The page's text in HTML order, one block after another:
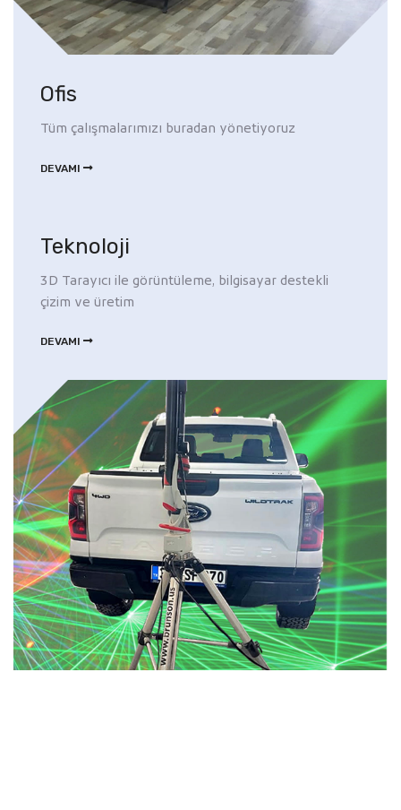
Ofis
Tüm çalışmalarımızı buradan yönetiyoruz
DEVAMI
Teknoloji
3D Tarayıcı ile görüntüleme, bilgisayar destekli
çizim ve üretim
DEVAMI